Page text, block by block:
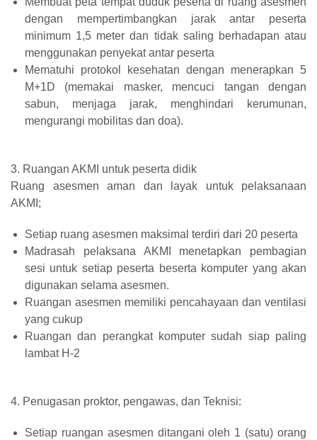
dengan mempertimbangkan jarak antar peserta
minimum 1,5 meter dan tidak saling berhadapan atau
menggunakan penyekat antar peserta
Mematuhi protokol kesehatan dengan menerapkan 5
M+1D (memakai masker, mencuci tangan dengan
sabun, menjaga jarak, menghindari kerumunan,
mengurangi mobilitas dan doa).
3. Ruangan AKMI untuk peserta didik
Ruang asesmen aman dan layak untuk pelaksanaan
AKMI;
Setiap ruang asesmen maksimal terdiri dari 20 peserta
Madrasah pelaksana AKMI menetapkan pembagian
sesi untuk setiap peserta beserta komputer yang akan
digunakan selama asesmen.
Ruangan asesmen memiliki pencahayaan dan ventilasi
yang cukup
Ruangan dan perangkat komputer sudah siap paling
lambat H-2
4. Penugasan proktor, pengawas, dan Teknisi:
Setiap ruangan asesmen ditangani oleh 1 (satu) orang